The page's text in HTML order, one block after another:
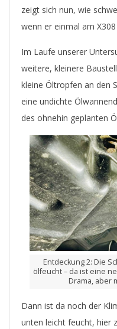
zeigt sich nun, wie
wenn er einmal am
Im Laufe unserer
weitere, kleinere
kleine Öltropfen an den
eine undichte
des ohnehin geplanten
Entdeckung 2: Die
ölfeucht – da ist eine
Drama, aber
Dann ist da noch der
unten leicht feucht, hier